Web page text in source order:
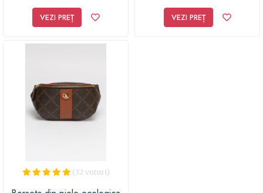
VEZI PREȚ VEZI PREȚ
(32 voturi)